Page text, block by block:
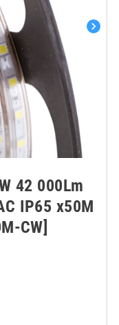
chevron_right
42 000Lm
IP65 x50M
CW]